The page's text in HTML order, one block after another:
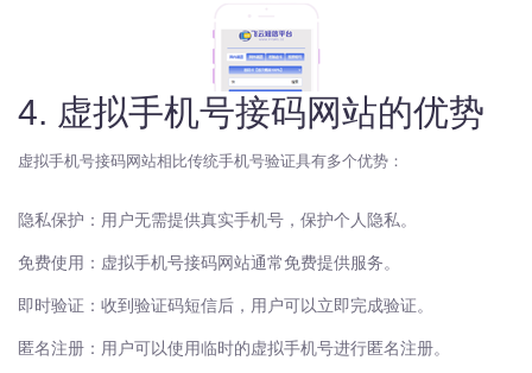
4. 虚拟手机号接码网站的优势
虚拟手机号接码网站相比传统手机号验证具有多个优势：
隐私保护：用户无需提供真实手机号，保护个人隐私。
免费使用：虚拟手机号接码网站通常免费提供服务。
即时验证：收到验证码短信后，用户可以立即完成验证。
匿名注册：用户可以使用临时的虚拟手机号进行匿名注册。